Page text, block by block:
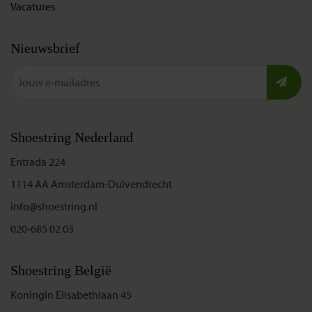
Vacatures
Nieuwsbrief
Shoestring Nederland
Entrada 224
1114 AA Amsterdam-Duivendrecht
info@shoestring.nl
020-685 02 03
Shoestring België
Koningin Elisabethlaan 45